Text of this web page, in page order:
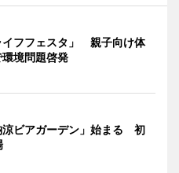
イフフェスタ」 親子向け体
境問題啓発
涼ビアガーデン」始まる 初